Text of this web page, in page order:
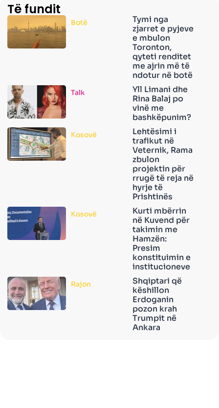
Të fundit
Botë
Tymi nga
zjarret e pyjeve
e mbulon
Toronton,
qyteti renditet
me ajrin më të
ndotur në botë
Talk
Yll Limani dhe
Rina Balaj po
vinë me
bashkëpunim?
Kosovë
Lehtësimi i
trafikut në
Veternik, Rama
zbulon
projektin për
rrugë të reja në
hyrje të
Prishtinës
Kosovë
Kurti mbërrin
në Kuvend për
takimin me
Hamzën:
Presim
konstituimin e
institucioneve
Rajon
Shqiptari që
këshillon
Erdoganin
pozon krah
Trumpit në
Ankara